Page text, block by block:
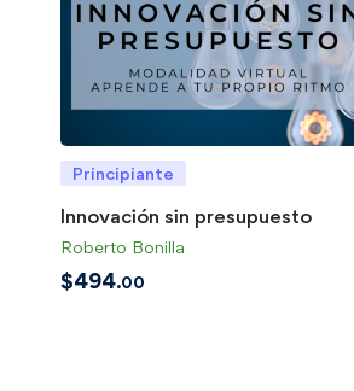
Principiante
Innovación sin presupuesto
Roberto Bonilla
$494.00